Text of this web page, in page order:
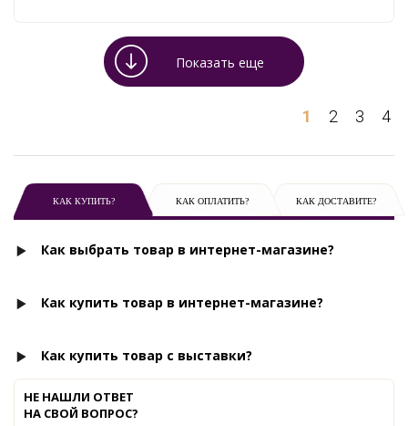
Показать еще
1 2 3 4
КАК КУПИТЬ? КАК ОПЛАТИТЬ? КАК ДОСТАВИТЕ?
Как выбрать товар в интернет-магазине?
Как купить товар в интернет-магазине?
Как купить товар с выставки?
НЕ НАШЛИ ОТВЕТ
НА СВОЙ ВОПРОС?